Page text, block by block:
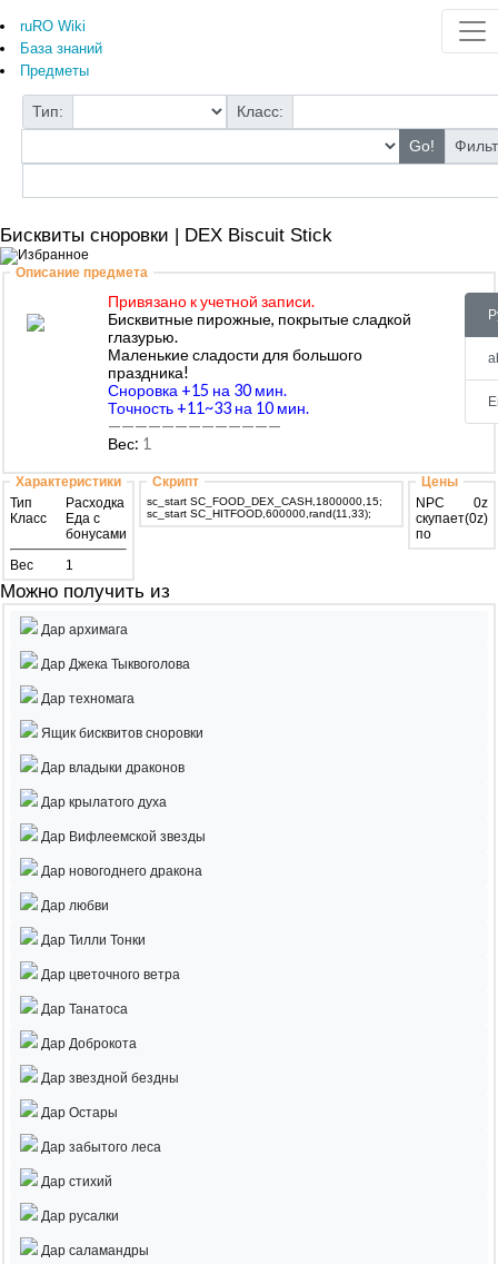
ruRO Wiki
База знаний
Предметы
Тип:
Класс:
Go!
Бисквиты сноровки | DEX Biscuit Stick
Описание предмета
Привязано к учетной записи.
Бисквитные пирожные, покрытые сладкой
глазурью.
Маленькие сладости для большого
праздника!
Сноровка +15 на 30 мин.
Точность +11~33 на 10 мин.
—————————————
Вес: 1
Характеристики
Тип
Расходка
Класс
Еда с
бонусами
Вес
1
Скрипт
sc_start SC_FOOD_DEX_CASH,1800000,15;
sc_start SC_HITFOOD,600000,rand(11,33);
Цены
NPC
скупает
по
0z
(0z)
Можно получить из
Дар архимага
Дар Джека Тыквоголова
Дар техномага
Ящик бисквитов сноровки
Дар владыки драконов
Дар крылатого духа
Дар Вифлеемской звезды
Дар новогоднего дракона
Дар любви
Дар Тилли Тонки
Дар цветочного ветра
Дар Танатоса
Дар Доброкота
Дар звездной бездны
Дар Остары
Дар забытого леса
Дар стихий
Дар русалки
Дар саламандры